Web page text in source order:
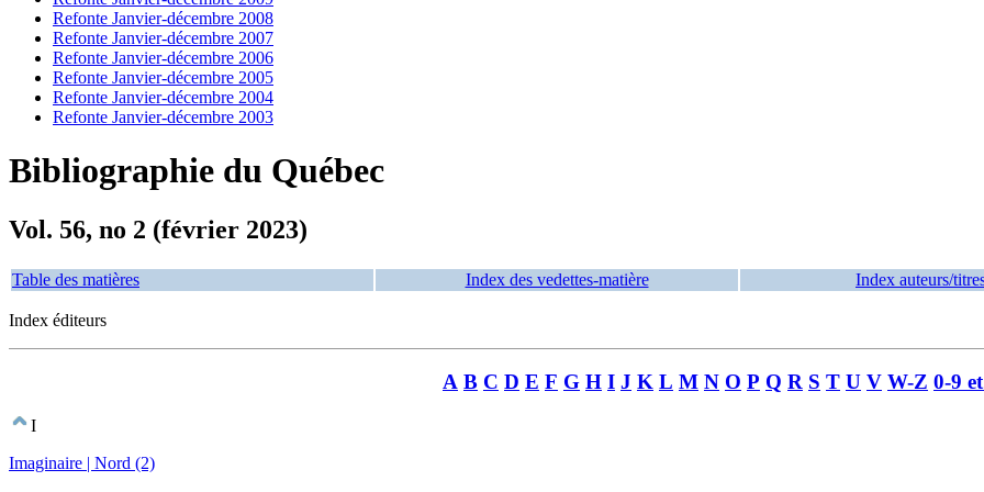
Refonte Janvier-décembre 2008
Refonte Janvier-décembre 2007
Refonte Janvier-décembre 2006
Refonte Janvier-décembre 2005
Refonte Janvier-décembre 2004
Refonte Janvier-décembre 2003
Bibliographie du Québec
Vol. 56, no 2 (février 2023)
Table des matières Index des vedettes-matière Index auteurs/
Index éditeurs
A B C D E F G H I J K L M N O P Q R S T U V W-Z 0-9
I
Imaginaire | Nord (2)